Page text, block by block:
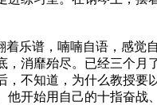
乐谱，喃喃自语，感觉
，消靡殆尽。已经三个月
，不知道，为什么教授要
他开始用自己的十指奋战